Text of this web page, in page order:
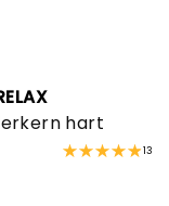
hart
13